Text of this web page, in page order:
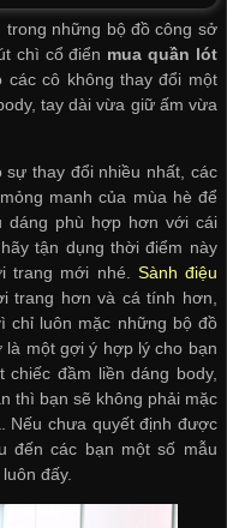
những bộ đồ công sở
chì cổ điển mua quần lót
các cô không thay đổi một
tay dài vừa giữ ấm vừa
thay đổi nhiều nhất, các
manh của mùa hè để
dáng phù hợp hơn với cái
tận dụng thời điểm này
trang mới nhé. Sành điệu
trang hơn và cá tính hơn,
chỉ luôn mặc những bộ đồ
một gợi ý hợp lý cho bạn
đầm liền dáng body,
thì bạn sẽ không phải mặc
Nếu chưa quyết định được
đến các bạn một số mẫu
đấy.